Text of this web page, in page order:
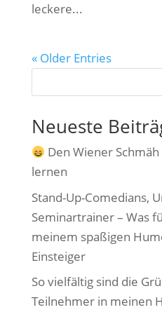
leckere...
« Older Entries
Neueste
Den Wiener
lernen
Stand-Up-Comedians,
Seminartrainer – Was
meinem spaßigen
Einsteiger
So vielfältig sind die
Teilnehmer in meinen